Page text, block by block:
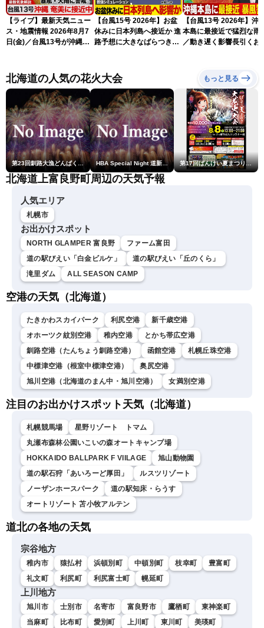
【ライブ】最新天気ニュー
ス・地震情報 2026年8月7
日(金)／台風13号が沖縄・
ュースLiVEアフタヌーン・
小林李衣奈／内藤邦裕〉
【台風15号 2026年】お盆
休みに日本列島へ接近か 進
路予想に大きなばらつき
【台風13号 2026年】沖
本島に最接近で猛烈な雨
／動き遅く影響長引くお
北海道の人気の花火大会 もっと見る
第23回釧路大漁どんぱく花火大会 ～道新・光と音のファンタジー～ HBA Special Night 道新・秋華火（はなび） 第17回ばんけい夏まつり大花火大会
北海道上富良野町周辺の天気予報
人気エリア
札幌市
お出かけスポット
NORTH GLAMPER 富良野
ファーム富田
道の駅びえい「白金ビルケ」
道の駅びえい「丘のくら」
滝里ダム
ALL SEASON CAMP
空港の天気（北海道）
たきかわスカイパーク 利尻空港
新千歳空港
オホーツク紋別空港
稚内空港
とかち帯広空港
釧路空港（たんちょう釧路空港）
函館空港
札幌丘珠空港
中標津空港（根室中標津空港）
奥尻空港
旭川空港（北海道のまん中・旭川空港）
女満別空港
注目のお出かけスポット天気（北海道）
札幌競馬場
星野リゾート トマム
丸瀬布森林公園いこいの森オートキャンプ場
HOKKAIDO BALLPARK F VIILAGE
旭山動物園
道の駅石狩「あいろーど厚田」
ルスツリゾート
ノーザンホースパーク
道の駅知床・らうす
オートリゾート 苫小牧アルテン
道北の各地の天気
宗谷地方
稚内市 猿払村 浜頓別町 中頓別町 枝幸町
豊富町
礼文町
利尻町 利尻富士町 幌延町
上川地方
旭川市 士別市 名寄市 富良野市 鷹栖町
東神楽町
当麻町
比布町 愛別町 上川町 東川町
美瑛町